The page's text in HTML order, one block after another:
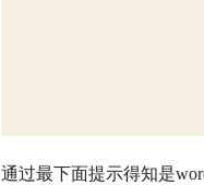
通过最下面提示得知是